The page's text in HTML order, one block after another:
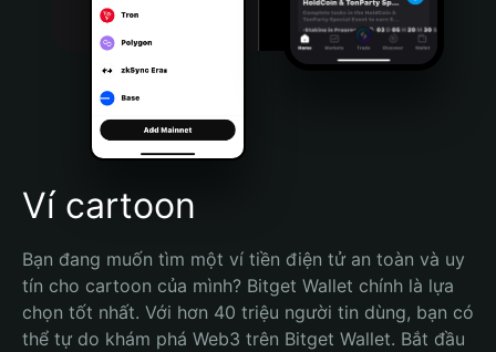
Português (Brasil)
Español (Argentina)
Ví cartoon
Bạn đang muốn tìm một ví tiền điện tử an toàn và uy
tín cho cartoon của mình? Bitget Wallet chính là lựa
chọn tốt nhất. Với hơn 40 triệu người tin dùng, bạn có
thể tự do khám phá Web3 trên Bitget Wallet. Bắt đầu